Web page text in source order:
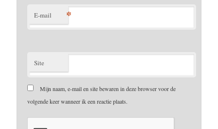
E-mail *
Site
Mijn naam, e-mail en site bewaren in deze browser voor de
volgende keer wanneer ik een reactie plaats.